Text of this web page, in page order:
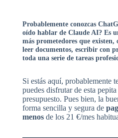
Probablemente conozcas
oído hablar de Claude AI? Es
más prometedores que existen,
leer documentos, escribir con
toda una serie de tareas
Si estás aquí, probablemente
puedes disfrutar de esta
presupuesto. Pues bien, la
forma sencilla y segura de
menosde los 21 €/mes